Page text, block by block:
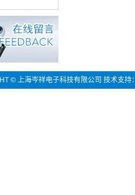
© 上海岑祥电子科技有限公司 技术支持：